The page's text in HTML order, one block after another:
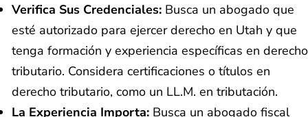
Verifica Sus Credenciales: Busca un abogado que
esté autorizado para ejercer derecho en Utah y que
tenga formación y experiencia específicas en derecho
tributario. Considera certificaciones o títulos en
derecho tributario, como un LL.M. en tributación.
La Experiencia Importa: Busca un abogado fiscal